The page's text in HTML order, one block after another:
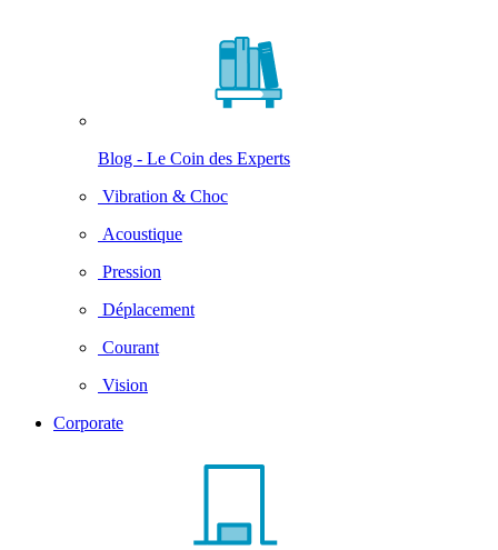
Blog - Le Coin des Experts
Vibration & Choc
Acoustique
Pression
Déplacement
Courant
Vision
Corporate